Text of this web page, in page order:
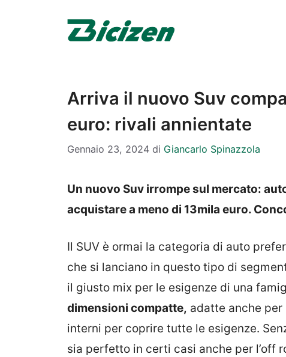
Arriva il nuovo Suv
euro: rivali annientate
Gennaio 23, 2024 di Giancarlo Spinazzola
Un nuovo Suv irrompe sul mercato:
acquistare a meno di 13mila euro.
Il SUV è ormai la categoria di auto
che si lanciano in questo tipo di
il giusto mix per le esigenze di una
dimensioni compatte, adatte anche
interni per coprire tutte le esigenze.
sia perfetto in certi casi anche per l’off